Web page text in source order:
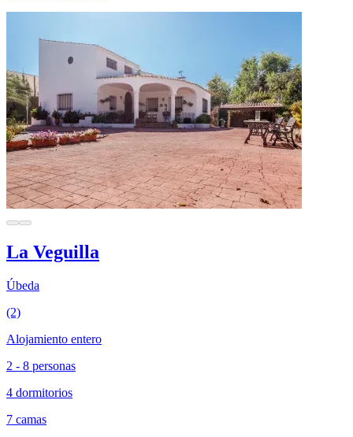
La Veguilla
Úbeda
(2)
Alojamiento entero
2 - 8 personas
4 dormitorios
7 camas